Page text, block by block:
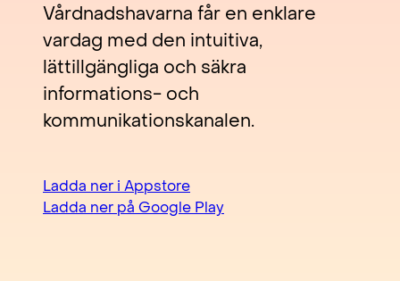
Vårdnadshavarna får en enklare
vardag med den intuitiva,
lättillgängliga och säkra
informations- och
kommunikationskanalen.
Ladda ner i Appstore
Ladda ner på Google Play